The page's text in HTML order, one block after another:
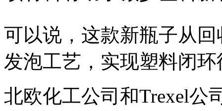
可以说，这款新瓶子从
发泡工艺，实现塑料闭环
北欧化工公司和Trexel公